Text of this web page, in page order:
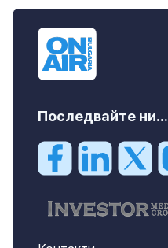
Последвайте ни...